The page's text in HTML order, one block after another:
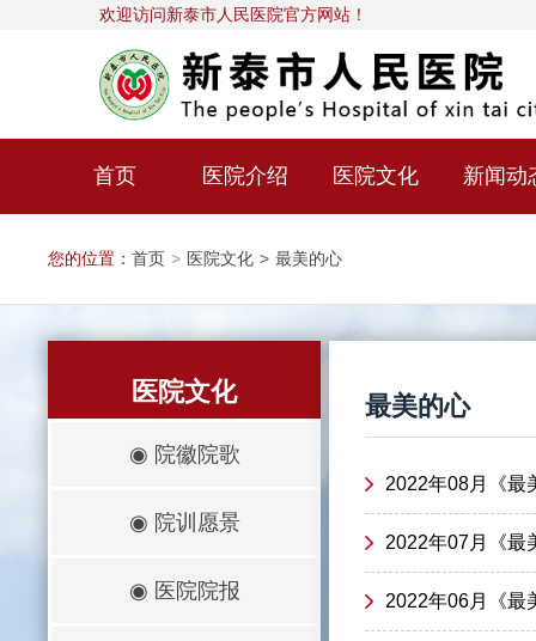
欢迎访问新泰市人民医院官方网站！
首页 医院介绍 医院文化 新闻动
您的位置： 首页 > 医院文化 > 最美的心
医院文化
◉ 院徽院歌
◉ 院训愿景
◉ 医院院报
最美的心
2022年08月《最
2022年07月《最
2022年06月《最